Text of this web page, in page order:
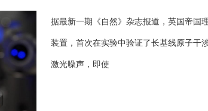
据最新一期《自然》杂志报道，英国帝国
装置，首次在实验中验证了长基线原子干
激光噪声，即使